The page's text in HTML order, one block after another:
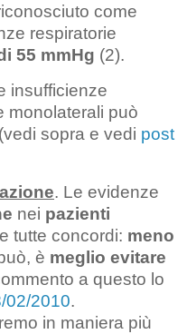
come
respiratorie
55 mmHg (2).
insufficienze
monolaterali può
sopra e vedi post
. Le evidenze
nei pazienti
tutte concordi: meno
è meglio evitare
a questo lo
02/2010.
in maniera più